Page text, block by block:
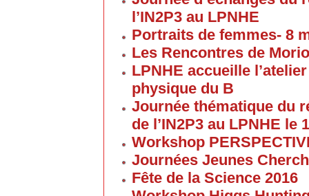
l’IN2P3 au LPNHE
Portraits de femmes- 8
Les Rencontres de
LPNHE accueille
physique du B
Journée thématique du
de l’IN2P3 au LPNHE le
Workshop
Journées Jeunes
Fête de la Science 2016